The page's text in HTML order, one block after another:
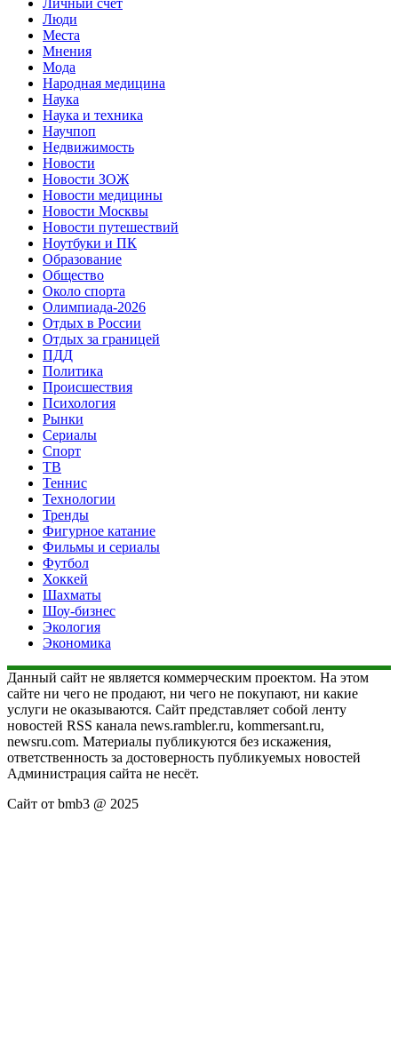
Люди
Места
Мнения
Мода
Народная медицина
Наука
Наука и техника
Научпоп
Недвижимость
Новости
Новости ЗОЖ
Новости медицины
Новости Москвы
Новости путешествий
Ноутбуки и ПК
Образование
Общество
Около спорта
Олимпиада-2026
Отдых в России
Отдых за границей
ПДД
Политика
Происшествия
Психология
Рынки
Сериалы
Спорт
ТВ
Теннис
Технологии
Тренды
Фигурное катание
Фильмы и сериалы
Футбол
Хоккей
Шахматы
Шоу-бизнес
Экология
Экономика
Данный сайт не является коммерческим проектом. На этом
сайте ни чего не продают, ни чего не покупают, ни какие
услуги не оказываются. Сайт представляет собой ленту
новостей RSS канала news.rambler.ru, kommersant.ru,
newsru.com. Материалы публикуются без искажения,
ответственность за достоверность публикуемых новостей
Администрация сайта не несёт.
Сайт от bmb3 @ 2025